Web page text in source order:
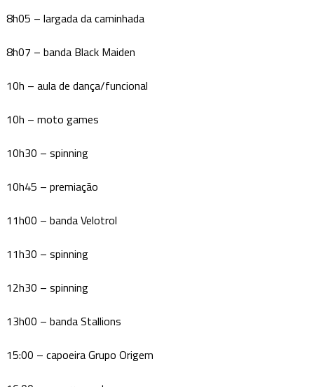
8h05 – largada da caminhada
8h07 – banda Black Maiden
10h – aula de dança/funcional
10h – moto games
10h30 – spinning
10h45 – premiação
11h00 – banda Velotrol
11h30 – spinning
12h30 – spinning
13h00 – banda Stallions
15:00 – capoeira Grupo Origem